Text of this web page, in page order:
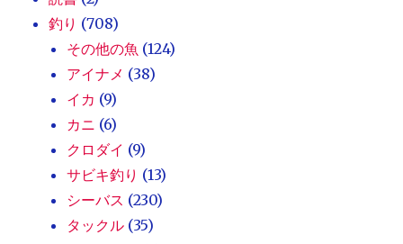
釣り (708)
その他の魚 (124)
アイナメ (38)
イカ (9)
カニ (6)
クロダイ (9)
サビキ釣り (13)
シーバス (230)
タックル (35)